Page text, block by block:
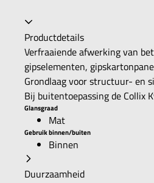
Productdetails
Verfraaiende afwerking van
gipselementen,
Grondlaag voor structuur- en
Bij buitentoepassing de Collix
Glansgraad
Mat
Gebruik binnen/buiten
Binnen
Duurzaamheid